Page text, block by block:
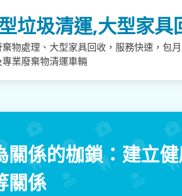
垃圾清運,大型家具
物處理、大型家具回收，服務快速，包
業廢棄物清運車輛
關係的枷鎖：建立
關係